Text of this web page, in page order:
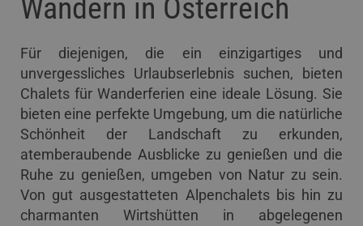
Wandern in Österreich
Für diejenigen, die ein einzigartiges und
unvergessliches Urlaubserlebnis suchen, bieten
Chalets für Wanderferien eine ideale Lösung. Sie
bieten eine perfekte Umgebung, um die natürliche
Schönheit der Landschaft zu erkunden,
atemberaubende Ausblicke zu genießen und die
Ruhe zu genießen, umgeben von Natur zu sein.
Von gut ausgestatteten Alpenchalets bis hin zu
charmanten Wirtshütten in abgelegenen